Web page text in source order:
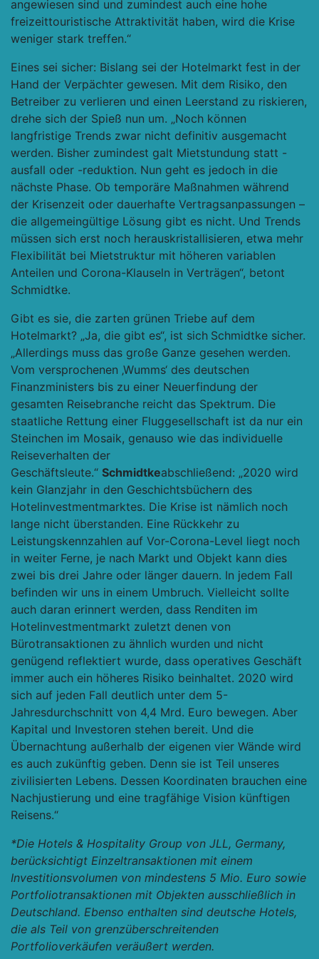
angewiesen sind und zumindest auch eine hohe
freizeittouristische Attraktivität haben, wird die Krise
weniger stark treffen.“
Eines sei sicher: Bislang sei der Hotelmarkt fest in der
Hand der Verpächter gewesen. Mit dem Risiko, den
Betreiber zu verlieren und einen Leerstand zu riskieren,
drehe sich der Spieß nun um. „Noch können
langfristige Trends zwar nicht definitiv ausgemacht
werden. Bisher zumindest galt Mietstundung statt -
ausfall oder -reduktion. Nun geht es jedoch in die
nächste Phase. Ob temporäre Maßnahmen während
der Krisenzeit oder dauerhafte Vertragsanpassungen –
die allgemeingültige Lösung gibt es nicht. Und Trends
müssen sich erst noch herauskristallisieren, etwa mehr
Flexibilität bei Mietstruktur mit höheren variablen
Anteilen und Corona-Klauseln in Verträgen“, betont
Schmidtke.
Gibt es sie, die zarten grünen Triebe auf dem
Hotelmarkt? „Ja, die gibt es“, ist sich Schmidtke sicher.
„Allerdings muss das große Ganze gesehen werden.
Vom versprochenen ‚Wumms‘ des deutschen
Finanzministers bis zu einer Neuerfindung der
gesamten Reisebranche reicht das Spektrum. Die
staatliche Rettung einer Fluggesellschaft ist da nur ein
Steinchen im Mosaik, genauso wie das individuelle
Reiseverhalten der
Geschäftsleute.“ Schmidtkeabschließend: „2020 wird
kein Glanzjahr in den Geschichtsbüchern des
Hotelinvestmentmarktes. Die Krise ist nämlich noch
lange nicht überstanden. Eine Rückkehr zu
Leistungskennzahlen auf Vor-Corona-Level liegt noch
in weiter Ferne, je nach Markt und Objekt kann dies
zwei bis drei Jahre oder länger dauern. In jedem Fall
befinden wir uns in einem Umbruch. Vielleicht sollte
auch daran erinnert werden, dass Renditen im
Hotelinvestmentmarkt zuletzt denen von
Bürotransaktionen zu ähnlich wurden und nicht
genügend reflektiert wurde, dass operatives Geschäft
immer auch ein höheres Risiko beinhaltet. 2020 wird
sich auf jeden Fall deutlich unter dem 5-
Jahresdurchschnitt von 4,4 Mrd. Euro bewegen. Aber
Kapital und Investoren stehen bereit. Und die
Übernachtung außerhalb der eigenen vier Wände wird
es auch zukünftig geben. Denn sie ist Teil unseres
zivilisierten Lebens. Dessen Koordinaten brauchen eine
Nachjustierung und eine tragfähige Vision künftigen
Reisens.“
*Die Hotels & Hospitality Group von JLL, Germany,
berücksichtigt Einzeltransaktionen mit einem
Investitionsvolumen von mindestens 5 Mio. Euro sowie
Portfoliotransaktionen mit Objekten ausschließlich in
Deutschland. Ebenso enthalten sind deutsche Hotels,
die als Teil von grenzüberschreitenden
Portfolioverkäufen veräußert werden.